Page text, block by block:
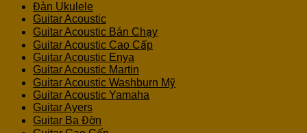
Đàn Ukulele
Guitar Acoustic
Guitar Acoustic Bán Chạy
Guitar Acoustic Cao Cấp
Guitar Acoustic Enya
Guitar Acoustic Martin
Guitar Acoustic Washburn Mỹ
Guitar Acoustic Yamaha
Guitar Ayers
Guitar Ba Đờn